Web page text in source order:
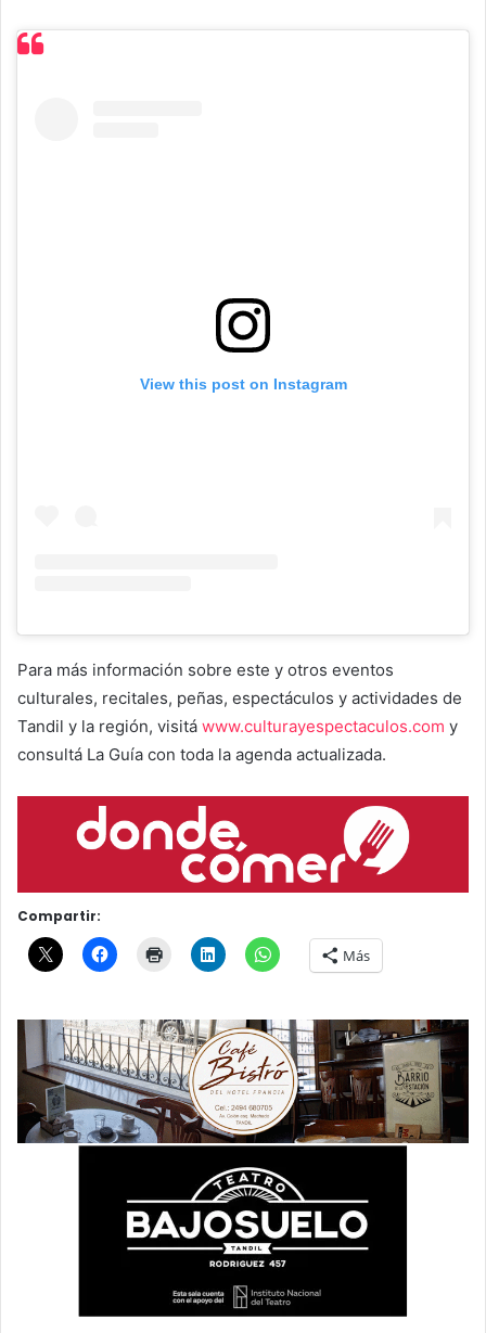
View this post on Instagram
Para más información sobre este y otros eventos
culturales, recitales, peñas, espectáculos y actividades de
Tandil y la región, visitá www.culturayespectaculos.com y
consultá La Guía con toda la agenda actualizada.
Compartir:
Más